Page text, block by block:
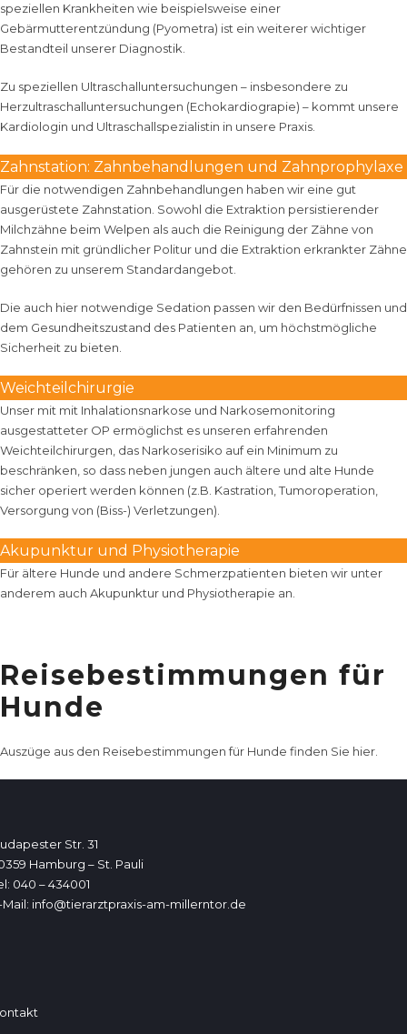
speziellen Krankheiten wie beispielsweise einer
Gebärmutterentzündung (Pyometra) ist ein weiterer wichtiger
Bestandteil unserer Diagnostik.
Zu speziellen Ultraschalluntersuchungen – insbesondere zu
Herzultraschalluntersuchungen (Echokardiograpie) – kommt unsere
Kardiologin und Ultraschallspezialistin in unsere Praxis.
Zahnstation: Zahnbehandlungen und Zahnprophylaxe
Für die notwendigen Zahnbehandlungen haben wir eine gut
ausgerüstete Zahnstation. Sowohl die Extraktion persistierender
Milchzähne beim Welpen als auch die Reinigung der Zähne von
Zahnstein mit gründlicher Politur und die Extraktion erkrankter Zähne
gehören zu unserem Standardangebot.
Die auch hier notwendige Sedation passen wir den Bedürfnissen und
dem Gesundheitszustand des Patienten an, um höchstmögliche
Sicherheit zu bieten.
Weichteilchirurgie
Unser mit mit Inhalationsnarkose und Narkosemonitoring
ausgestatteter OP ermöglichst es unseren erfahrenden
Weichteilchirurgen, das Narkoserisiko auf ein Minimum zu
beschränken, so dass neben jungen auch ältere und alte Hunde
sicher operiert werden können (z.B. Kastration, Tumoroperation,
Versorgung von (Biss-) Verletzungen).
Akupunktur und Physiotherapie
Für ältere Hunde und andere Schmerzpatienten bieten wir unter
anderem auch Akupunktur und Physiotherapie an.
Reisebestimmungen für
Hunde
Auszüge aus den Reisebestimmungen für Hunde finden Sie hier
Str. 31
Hamburg – St. Pauli
040 – 434001
Mail: info@tierarztpraxis-am-millerntor.de